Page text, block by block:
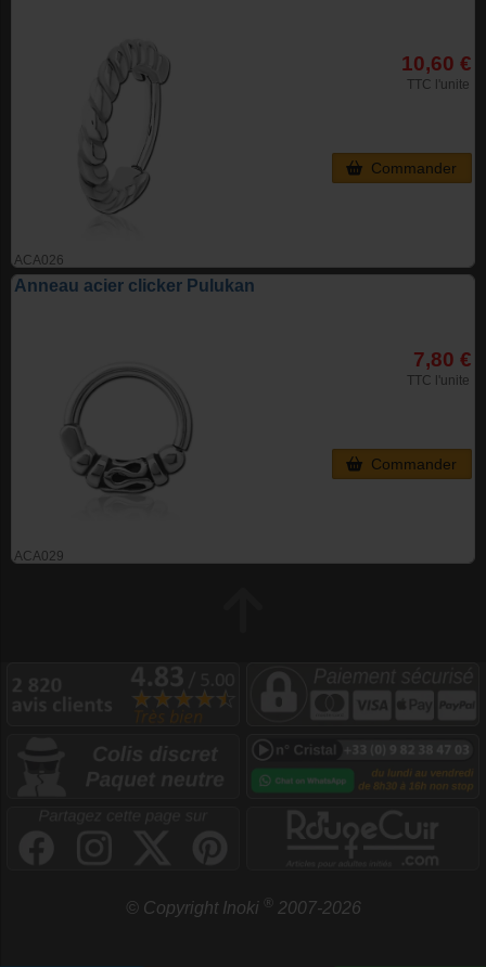
ACA026
10,60 €
TTC l'unite
Commander
Anneau acier clicker Pulukan
ACA029
7,80 €
TTC l'unite
Commander
© Copyright Inoki ® 2007-2026